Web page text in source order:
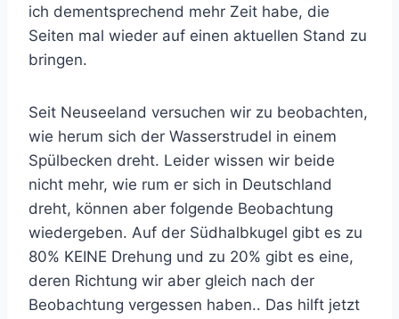
ich dementsprechend mehr Zeit habe, die
Seiten mal wieder auf einen aktuellen Stand zu
bringen.
Seit Neuseeland versuchen wir zu beobachten,
wie herum sich der Wasserstrudel in einem
Spülbecken dreht. Leider wissen wir beide
nicht mehr, wie rum er sich in Deutschland
dreht, können aber folgende Beobachtung
wiedergeben. Auf der Südhalbkugel gibt es zu
80% KEINE Drehung und zu 20% gibt es eine,
deren Richtung wir aber gleich nach der
Beobachtung vergessen haben.. Das hilft jetzt